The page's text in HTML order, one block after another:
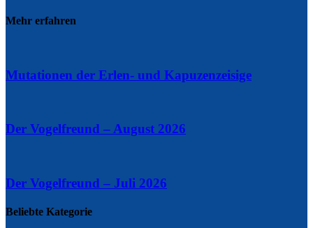
Mehr erfahren
Mutationen der Erlen- und Kapuzenzeisige
Der Vogelfreund – August 2026
Der Vogelfreund – Juli 2026
Beliebte Kategorie